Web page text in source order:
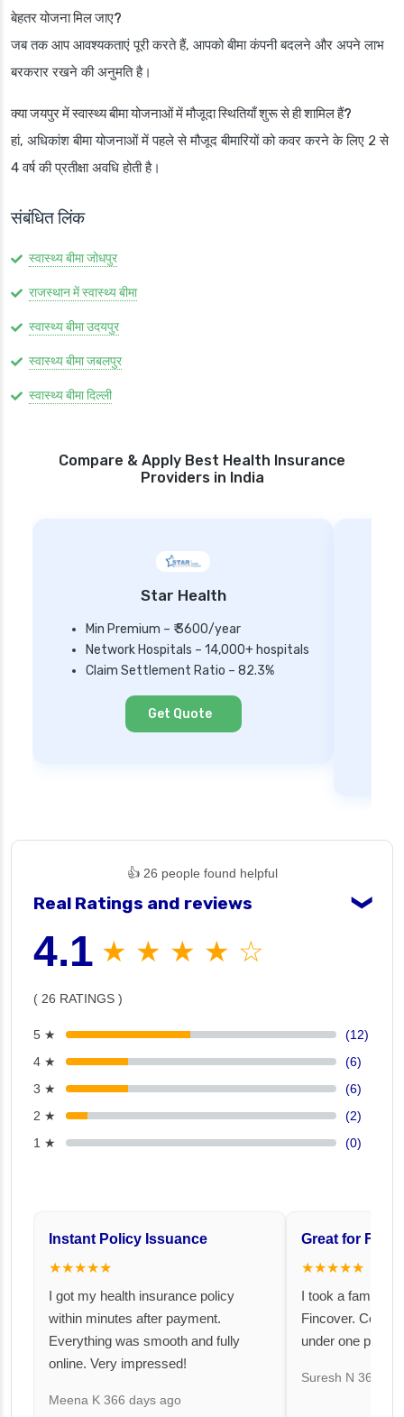
बेहतर योजना मिल जाए?
जब तक आप आवश्यकताएं पूरी करते हैं, आपको बीमा कंपनी बदलने और अपने लाभ
बरकरार रखने की अनुमति है।
क्या जयपुर में स्वास्थ्य बीमा योजनाओं में मौजूदा स्थितियाँ शुरू से ही शामिल हैं?
हां, अधिकांश बीमा योजनाओं में पहले से मौजूद बीमारियों को कवर करने के लिए 2 से
4 वर्ष की प्रतीक्षा अवधि होती है।
संबंधित लिंक
स्वास्थ्य बीमा जोधपुर
राजस्थान में स्वास्थ्य बीमा
स्वास्थ्य बीमा उदयपुर
स्वास्थ्य बीमा जबलपुर
स्वास्थ्य बीमा दिल्ली
Compare & Apply Best Health Insurance
Providers in India
Star Health
Min Premium – ₹ 3600/year
Network Hospitals – 14,000+ hospitals
Claim Settlement Ratio – 82.3%
Get Quote
👍 26 people found helpful
Real Ratings and reviews ❯
4.1 ★ ★ ★ ★ ☆
( 26 RATINGS )
5 ★
(12)
4 ★
(6)
3 ★
(6)
2 ★
(2)
1 ★
(0)
Instant Policy Issuance
★★★★★
I got my health insurance policy
within minutes after payment.
Everything was smooth and fully
online. Very impressed!
Meena K 366 days ago
Great for
★★★★★
I took a family
Fincover.
under one
Suresh N 367